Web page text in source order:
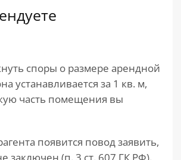
споры о размере арендной
устанавливается за 1 кв. м,
часть помещения вы
появится повод заявить,